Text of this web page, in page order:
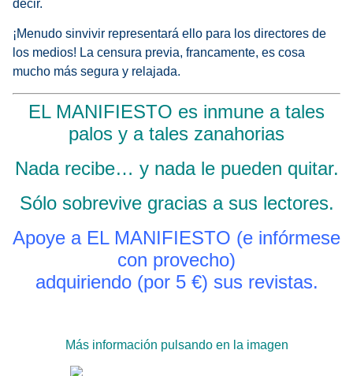
decir.
¡Menudo sinvivir representará ello para los directores de
los medios! La censura previa, francamente, es cosa
mucho más segura y relajada.
EL MANIFIESTO es inmune a tales
palos y a tales zanahorias
Nada recibe… y nada le pueden quitar.
Sólo sobrevive gracias a sus lectores.
Apoye a EL MANIFIESTO (e infórmese
con provecho)
adquiriendo (por 5 €) sus revistas.
Más información pulsando en la imagen